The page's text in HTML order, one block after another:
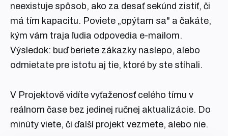
neexistuje spôsob, ako za desať sekúnd zistiť, či
má tím kapacitu. Poviete „opýtam sa" a čakáte,
kým vám traja ľudia odpovedia e-mailom.
Výsledok: buď beriete zákazky naslepo, alebo
odmietate pre istotu aj tie, ktoré by ste stíhali.
V Projektově vidíte vyťaženosť celého tímu v
reálnom čase bez jedinej ručnej aktualizácie. Do
minúty viete, či ďalší projekt vezmete, alebo nie.